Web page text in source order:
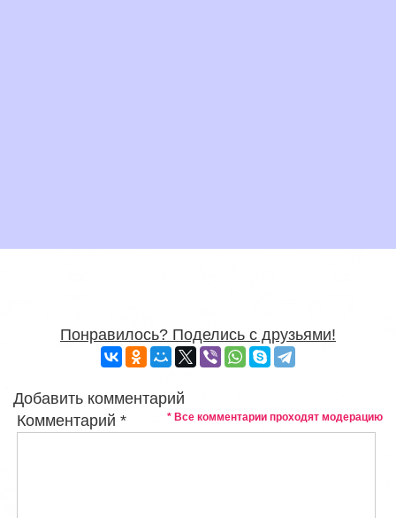
Понравилось? Поделись с друзьями!
Добавить комментарий
* Все комментарии проходят модерацию
Комментарий*